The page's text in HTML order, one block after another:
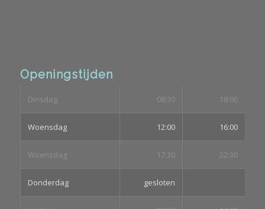
Openingstijden
Dinsdag 08:30 18:00
Woensdag 12:00 16:00
Woensdag 17:30 22:30
Donderdag gesloten